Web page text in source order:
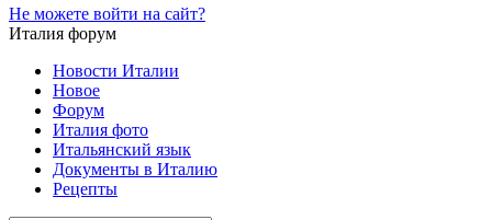
Не можете войти на сайт?
Италия форум
Новости Италии
Новое
Форум
Италия фото
Итальянский язык
Документы в Италию
Рецепты